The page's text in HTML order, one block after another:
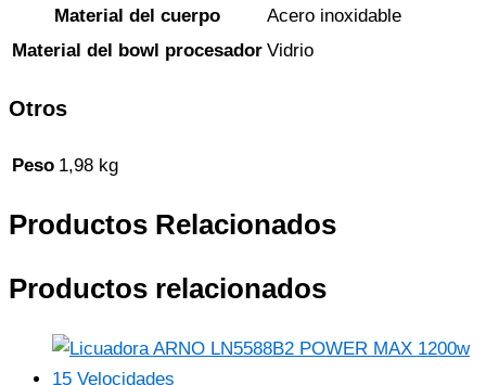
Material del cuerpo
Acero inoxidable
Material del bowl procesador Vidrio
Otros
Peso 1,98 kg
Productos Relacionados
Productos relacionados